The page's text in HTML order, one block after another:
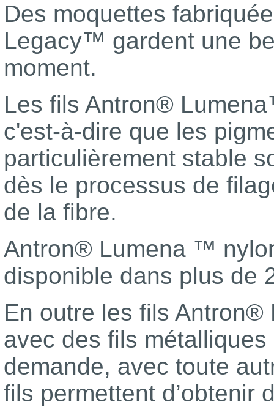
Des moquettes
Legacy™ gardent une
moment.
Les fils Antron®
c'est-à-dire que les
particulièrement stable
dès le processus de
de la fibre.
Antron® Lumena ™
disponible dans plus de
En outre les fils
avec des fils
demande, avec toute
fils permettent d’obtenir